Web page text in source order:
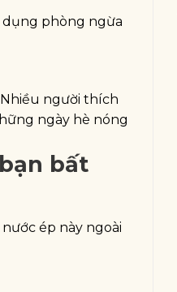
dụng phòng ngừa
người thích
ngày hè nóng
bất
ép này ngoài